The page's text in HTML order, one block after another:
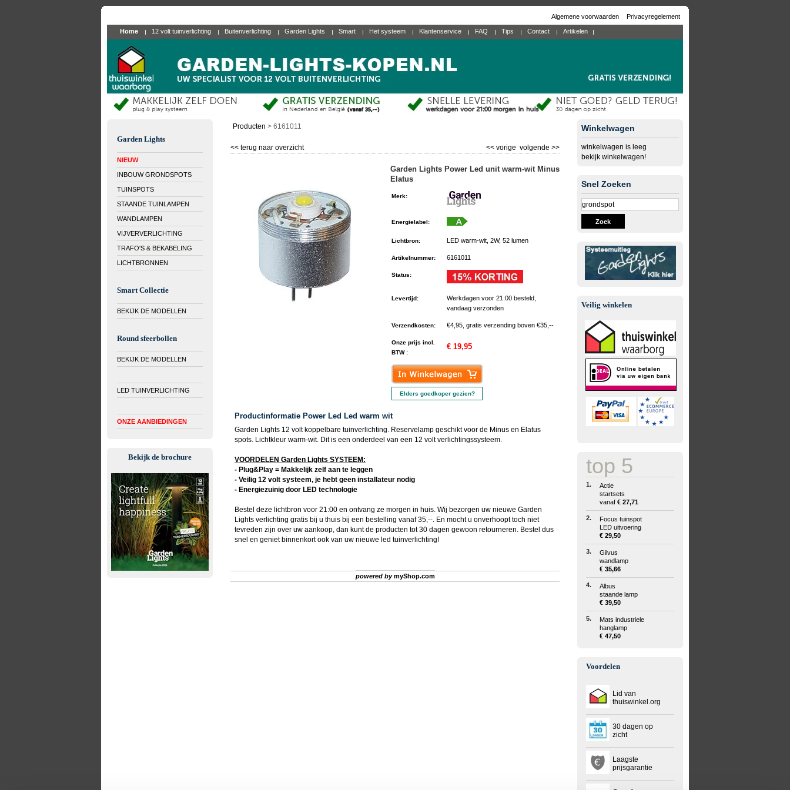
Algemene voorwaarden Privacyregelement
Home 12 volt tuinverlichting Buitenverlichting Garden Lights Smart Het systeem Klantenservice FAQ Tips Contact Artikelen
Garden Lights
NIEUW
INBOUW GRONDSPOTS
TUINSPOTS
STAANDE TUINLAMPEN
WANDLAMPEN
VIJVERVERLICHTING
TRAFO'S & BEKABELING
LICHTBRONNEN
Smart Collectie
BEKIJK DE MODELLEN
Round sfeerbollen
BEKIJK DE MODELLEN
LED TUINVERLICHTING
ONZE AANBIEDINGEN
Bekijk de brochure
Producten > 6161011
<< terug naar overzicht volgende >>
<< vorige
Garden Lights Power Led unit warm-wit Minus
Elatus
Merk:
Energielabel:
Lichtbron: LED warm-wit, 2W, 52 lumen
Artikelnummer: 6161011
Status:
Levertijd:
Werkdagen voor 21:00 besteld,
vandaag verzonden
Verzendkosten: €4,95, gratis verzending boven €35,--
Onze prijs incl.
BTW :
€ 19,95
Elders goedkoper gezien?
Productinformatie Power Led Led warm wit
Garden Lights 12 volt koppelbare tuinverlichting. Reservelamp geschikt voor de Minus en Elatus
spots. Lichtkleur warm-wit. Dit is een onderdeel van een 12 volt verlichtingssysteem.
VOORDELEN Garden Lights SYSTEEM:
- Plug&Play = Makkelijk zelf aan te leggen
- Veilig 12 volt systeem, je hebt geen installateur nodig
- Energiezuinig door LED technologie
Bestel deze lichtbron voor 21:00 en ontvang ze morgen in huis. Wij bezorgen uw nieuwe Garden
Lights verlichting gratis bij u thuis bij een bestelling vanaf 35,--. En mocht u onverhoopt toch niet
tevreden zijn over uw aankoop, dan kunt de producten tot 30 dagen gewoon retourneren. Bestel dus
snel en geniet binnenkort ook van uw nieuwe led tuinverlichting!
powered bymyShop.com
Winkelwagen
winkelwagen is leeg
bekijk winkelwagen!
Snel Zoeken
Zoek
Veilig winkelen
top 5
1.
Actie
startsets
vanaf € 27,71
2.
Focus tuinspot
LED uitvoering
€ 29,50
3.
Gilvus
wandlamp
€ 35,66
4.
Albus
staande lamp
€ 39,50
5.
Mats industriele
hanglamp
€ 47,50
Voordelen
Lid van
thuiswinkel.org
30 dagen op
zicht
Laagste
prijsgarantie